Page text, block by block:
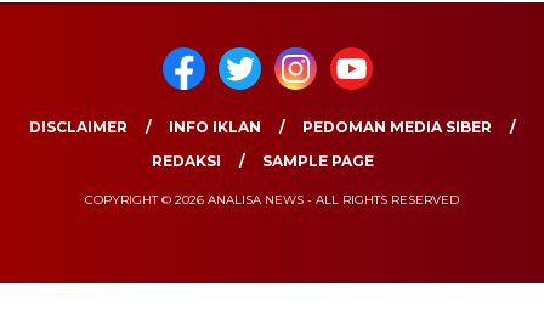
DISCLAIMER INFO IKLAN
PEDOMAN MEDIA SIBER
REDAKSI
SAMPLE PAGE
COPYRIGHT © 2026 ANALISA NEWS - ALL RIGHTS RESERVED